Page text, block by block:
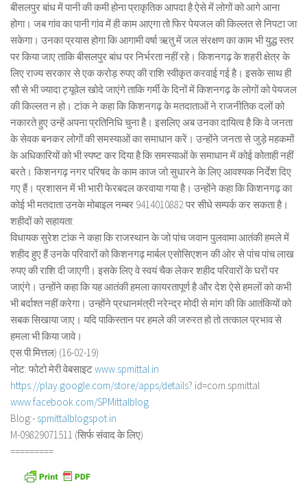
बीसलपुर बांध में पानी की कमी होना प्राकृतिक आपदा है ऐसे में लोगों को आगे आना
होगा। जब गांव का पानी गांव में ही काम आएगा तो फिर पेयजल की किल्लत से निपटा जा
सकेगा। उनका प्रयास होगा कि आगामी वर्षा ऋतु में जल संरक्षण का काम भी युद्ध स्तर
पर किया जाए ताकि बीसलपुर बांध पर निर्भरता नहीं रहे। किशनगढ़ के शहरी क्षेत्र के
लिए राज्य सरकार से एक करोड़ रुपए की राशि स्वीकृत करवाई गई है। इसके साथ ही
सौ से भी ज्यादा ट्यूवेल खोदे जाएंगे ताकि गर्मी के दिनों में किशनगढ़ के लोगों को पेयजल
की किल्लत न हो। टांक ने कहा कि किशनगढ़ के मतदाताओं ने राजनीतिक दलों को
नकारते हुए उन्हें अपना प्रतिनिधि चुना है। इसलिए अब उनका दायित्व है कि वे जनता
के सेवक बनकर लोगों की समस्याओं का समाधान करें। उन्होंने जनता से जुड़े महकमों
के अधिकारियों को भी स्पष्ट कर दिया है कि समस्याओं के समाधान में कोई कोताही नहीं
बरते। किशनगढ़ नगर परिषद के काम काज जो सुधारने के लिए आवश्यक निर्देश दिए
गए हैं। प्रशासन में भी भारी फेरबदल करवाया गया है। उन्होंने कहा कि किशनगढ़ का
कोई भी मतदाता उनके मोबाइल नम्बर 9414010882 पर सीधे सम्पर्क कर सकता है।
शहीदों को सहायता:
विधायक सुरेश टांक ने कहा कि राजस्थान के जो पांच जवान पुलवामा आतंकी हमले में
शहीद हुए हैं उनके परिवारों को किशनगढ़ मार्बल एसोसिएशन की ओर से पांच पांच लाख
रुपए की राशि दी जाएगी। इसके लिए वे स्वयं चैक लेकर शहीद परिवारों के घरों पर
जाएंगे। उन्होंने कहा कि यह आतंकी हमला कायरतापूर्ण है और देश ऐसे हमलों को कभी
भी बर्दाश्त नहीं करेगा। उन्होंने प्रधानमंत्री नरेन्द्र मोदी से मांग की कि आतंकियों को
सबक सिखाया जाए। यदि पाकिस्तान पर हमले की जरुरत हो तो तत्काल प्रभाव से
हमला भी किया जावे।
एस.पी.मित्तल) (16-02-19)
नोट: फोटो मेरी वेबसाइटwww.spmittal.in
https://play.google.com/store/apps/details? id=com.spmittal
www.facebook.com/SPMittalblog
Blog:- spmittalblogspot.in
M-09829071511 (सिर्फ संवाद के लिए)
=========